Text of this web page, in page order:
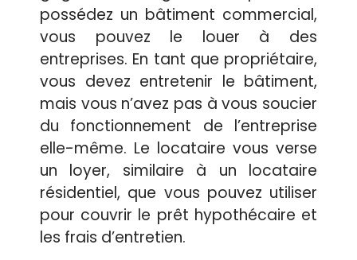
possédez un bâtiment commercial,
vous pouvez le louer à des
entreprises. En tant que propriétaire,
vous devez entretenir le bâtiment,
mais vous n’avez pas à vous soucier
du fonctionnement de l’entreprise
elle-même. Le locataire vous verse
un loyer, similaire à un locataire
résidentiel, que vous pouvez utiliser
pour couvrir le prêt hypothécaire et
les frais d’entretien.